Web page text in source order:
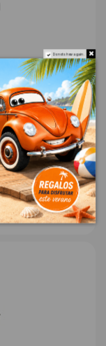
Do not show again.